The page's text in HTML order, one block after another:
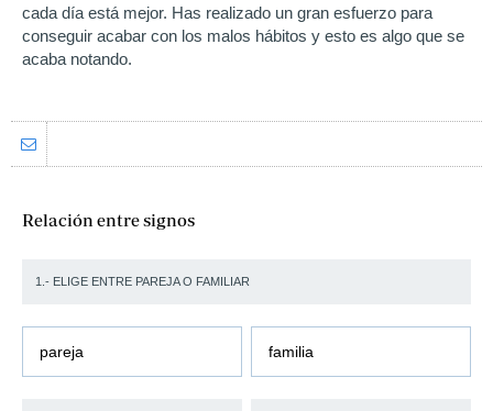
cada día está mejor. Has realizado un gran esfuerzo para
conseguir acabar con los malos hábitos y esto es algo que se
acaba notando.
Relación entre signos
1.- ELIGE ENTRE PAREJA O FAMILIAR
pareja familia